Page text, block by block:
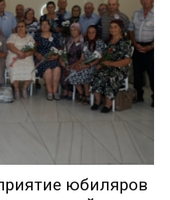
юбиляров